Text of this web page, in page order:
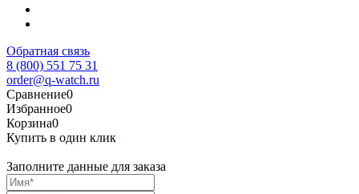
Обратная связь
8 (800) 551 75 31
order@q-watch.ru
Сравнение0
Избранное0
Корзина0
Купить в один клик
Заполните данные для заказа